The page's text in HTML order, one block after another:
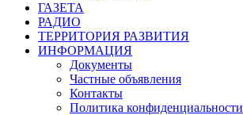
ГАЗЕТА
РАДИО
ТЕРРИТОРИЯ РАЗВИТИЯ
ИНФОРМАЦИЯ
Документы
Частные объявления
Контакты
Политика конфиденциальности